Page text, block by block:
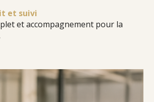
et suivi
et accompagnement pour la